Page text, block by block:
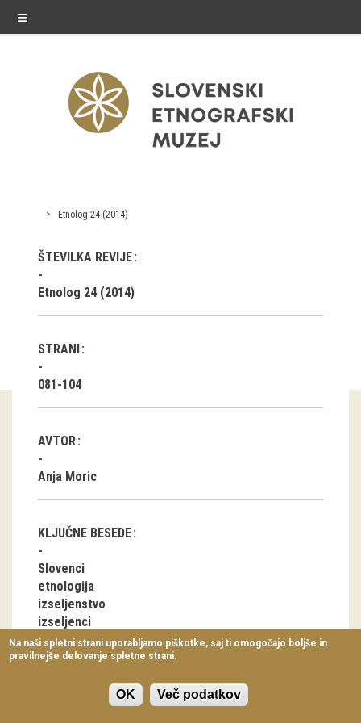
≡
razstave
Stalne razstave
Občasne razstave
Gostovanja
E-razstave
Virtualni sprehodi
Razstavni projekti
Napovednik
Arhiv razstav
Koledar dogodkov
Prireditve
Predavanja
Delavnice
Vodeni ogledi
Etnolog 24 (2014)
ŠTEVILKA REVIJE
Etnolog 24 (2014)
STRANI
081-104
AVTOR
Anja Moric
KLJUČNE BESEDE
Slovenci
etnologija
izseljenstvo
izseljenci
kočevarji
Kočevski Nemci
Na naši spletni strani uporabljamo piškotke, saj ti omogočajo boljše in
pravilnejše delovanje spletne strani.
OK Več podatkov